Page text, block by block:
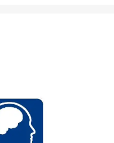
ಪ್ರಥಮ ಪ್ರಯತ್ನವಾಗಿ ಕರ್ನಾಟಕ